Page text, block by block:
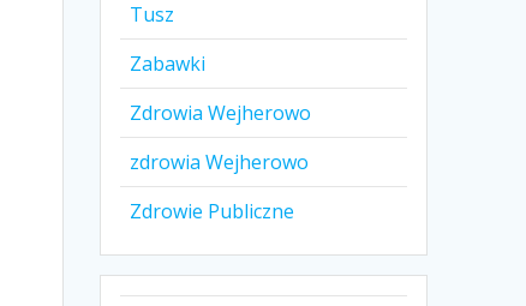
Tusz
Zabawki
Zdrowia Wejherowo
zdrowia Wejherowo
Zdrowie Publiczne